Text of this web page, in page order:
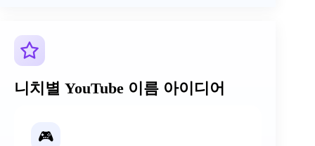
니치별 YouTube 이름 아이디어
🎮